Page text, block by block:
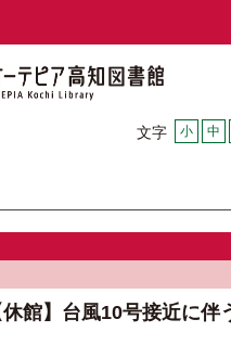
文字 小 中
休館】台風10号接近に伴